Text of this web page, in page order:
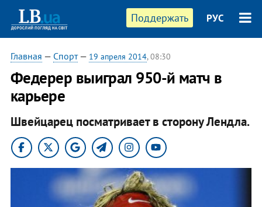
Поддержать РУС
Главная — Спорт— 19 апреля 2014, 08:30
Федерер выиграл 950-й матч в
карьере
Швейцарец посматривает в сторону Лендла.